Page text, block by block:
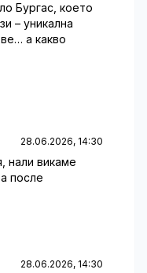
Бургас, което
– уникална
а какво
28.06.2026, 14:30
нали викаме
после
28.06.2026, 14:30